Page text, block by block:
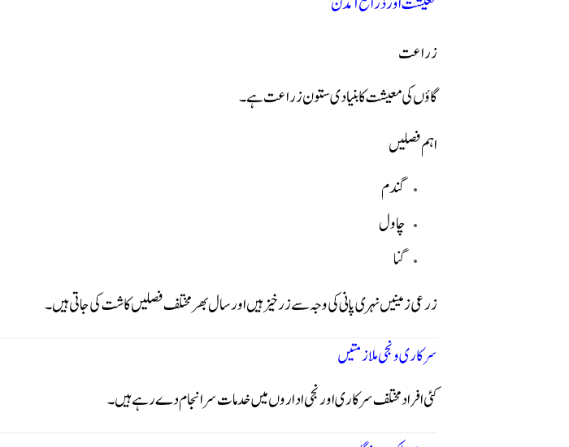
زراعت
گاؤں کی معیشت کا بنیادی ستون زراعت ہے۔
اہم فصلیں
گندم
چاول
گنا
زرعی زمینیں نہری پانی کی وجہ سے زرخیز ہیں اور سال بھر مختلف فصلیں کاشت کی جاتی ہیں۔
سرکاری و نجی ملازمتیں
کئی افراد مختلف سرکاری اور نجی اداروں میں خدمات سرانجام دے رہے ہیں۔